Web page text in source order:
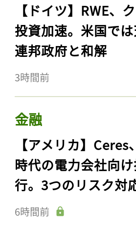
【ドイツ】RWE、
投資加速。米国で
連邦政府と和解
3時間前
金融
【アメリカ】
時代の電力会社向
行。3つのリスク対
6時間前